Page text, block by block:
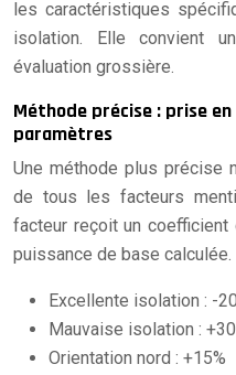
les caractéristiques
isolation. Elle convient
évaluation grossière.
Méthode précise : prise
paramètres
Une méthode plus précise
de tous les facteurs
facteur reçoit un
puissance de base calculée.
Excellente isolation : -
Mauvaise isolation :
Orientation nord : +15%